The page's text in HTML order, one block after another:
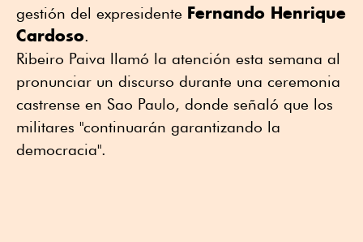
gestión del expresidente Fernando Henrique
Cardoso.
Ribeiro Paiva llamó la atención esta semana al
pronunciar un discurso durante una ceremonia
castrense en Sao Paulo, donde señaló que los
militares "continuarán garantizando la
democracia".